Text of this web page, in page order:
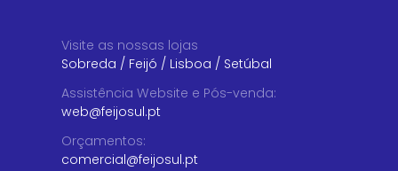
Visite as nossas lojas
Sobreda / Feijó / Lisboa / Setúbal
Assistência Website e Pós-venda:
web@feijosul.pt
Orçamentos:
comercial@feijosul.pt